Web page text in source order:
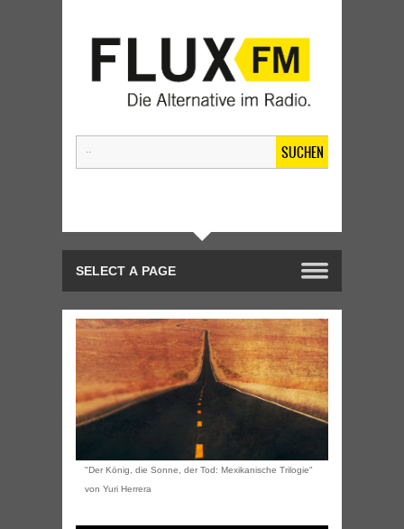
SUCHEN
"Der König, die Sonne, der Tod: Mexikanische Trilogie"
von Yuri Herrera